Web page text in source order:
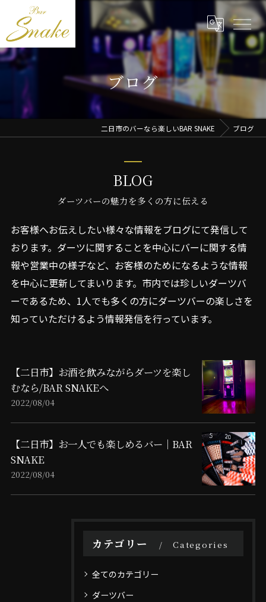
ブログ
二日市のバーなら楽しいBAR SNAKE ブログ
BLOG
ダーツバーの魅力を多くの方に伝える
お客様へお伝えしたい様々な情報をブログにて発信して
おります。ダーツに関することを中心にバーに関する情
報や営業中の様子など、お客様のためになるような情報
を中心に更新してまいります。市内では珍しいダーツバ
ーであるため、1人でも多くの方にダーツバーの楽しさを
知っていただけるよう情報発信を行っています。
【二日市】お酒を飲みながらダーツを楽し
むなら/BAR SNAKEへ
2022/08/04
【二日市】お一人でも楽しめるバー｜BAR
SNAKE
2022/08/04
カテゴリー Categories
全てのカテゴリー
ダーツバー